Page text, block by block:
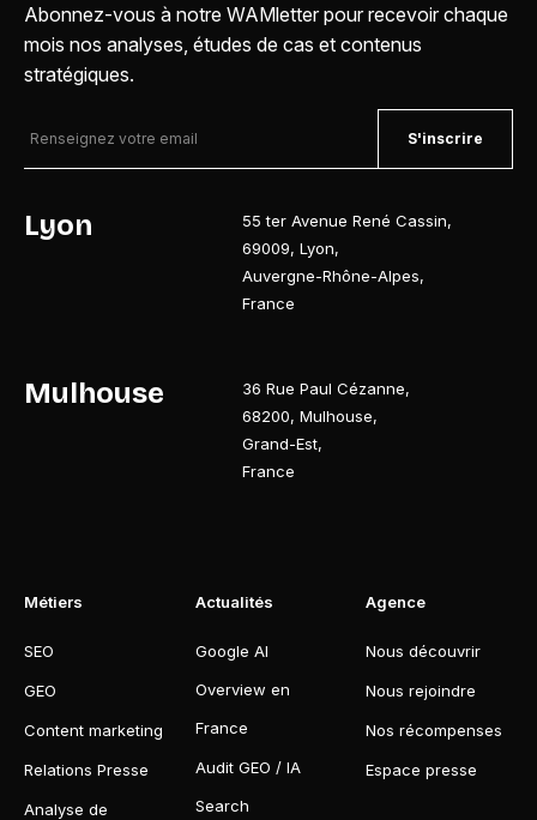
Abonnez-vous à notre WAMletter pour recevoir chaque
mois nos analyses, études de cas et contenus
stratégiques.
S'inscrire
Lyon 55 ter Avenue René Cassin,
69009,Lyon,
Auvergne-Rhône-Alpes,
France
Mulhouse 36 Rue Paul Cézanne,
68200,Mulhouse,
Grand-Est,
France
Métiers
SEO
GEO
Content marketing
Relations Presse
Analyse de
Actualités
Google AI
Overview en
France
Audit GEO / IA
Search
Agence
Nous découvrir
Nous rejoindre
Nos récompenses
Espace presse